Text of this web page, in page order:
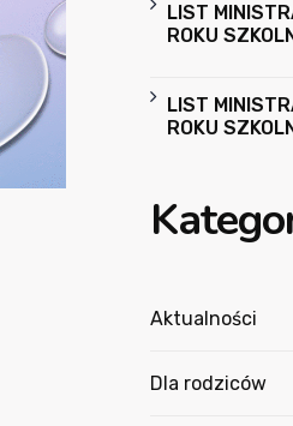
LIST
ROKU
LIST
ROKU
Aktualności
Dla rodziców